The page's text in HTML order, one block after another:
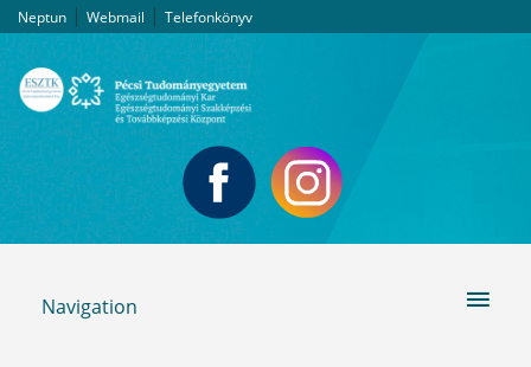
Neptun | Webmail | Telefonkönyv
Navigation